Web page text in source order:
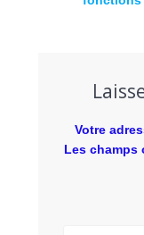
Votre
Les champs